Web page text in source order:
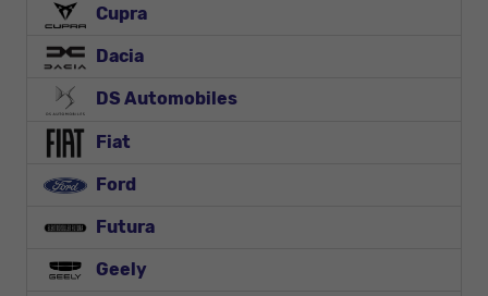
Cupra
Dacia
DS Automobiles
Fiat
Ford
Futura
Geely